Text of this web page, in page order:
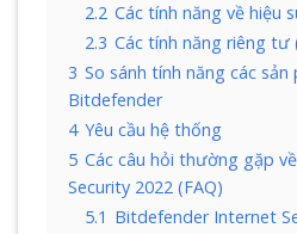
2.2 Các tính năng về hiệu
2.3 Các tính năng riêng tư
3 So sánh tính năng các sản
Bitdefender
4 Yêu cầu hệ thống
5 Các câu hỏi thường gặp
Security 2022 (FAQ)
5.1 Bitdefender Internet